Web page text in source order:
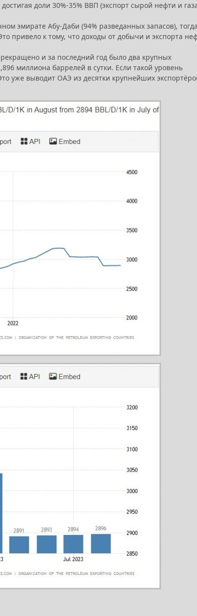
доли 30%-35% ВВП (экспорт сырой нефти и
эмирате Абу-Даби (94% разведанных запасов),
привело к тому, что доходы от добычи и экспорта
и за последний год было два крупных
миллиона баррелей в сутки. Если такой уровень
уже выводит ОАЭ из десятки крупнейших